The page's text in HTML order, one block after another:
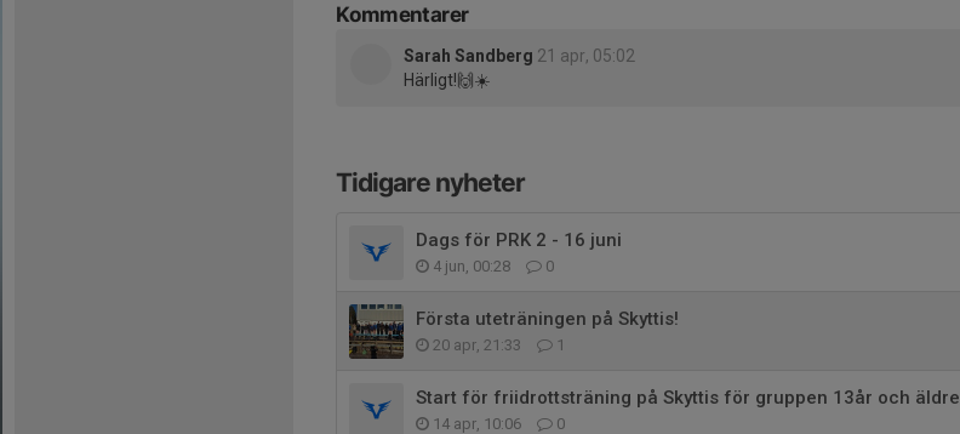
Kommentarer
Sarah Sandberg 21 apr, 05:02
Härligt!🙌☀️
Tidigare nyheter
Dags för PRK 2 - 16 juni
4 jun, 00:28 0
Första uteträningen på Skyttis!
20 apr, 21:33 1
Start för friidrottsträning på Skyttis för gruppen 13år och äldre
14 apr, 10:06 0